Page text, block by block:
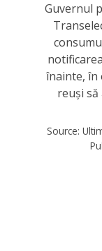
Guvernul
înainte, în
reuși
Source: